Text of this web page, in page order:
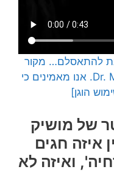
להתאסלם… מקור
הסרטון: דף הטוויטר של‏ Dr. Maalouf. אנו מאמינים כי
הוגן]
של מושיק
איזה חגים
ואיזה לא